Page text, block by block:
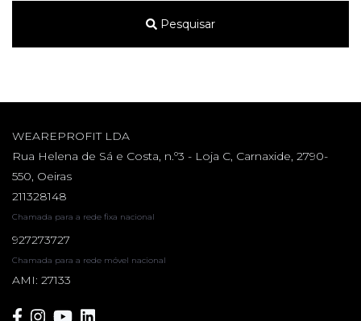
Pesquisar
WEAREPROFIT LDA
Rua Helena de Sá e Costa, n.º3 - Loja C, Carnaxide, 2790-
550, Oeiras
211328148
Chamada para a rede fixa nacional
927273727
Chamada para a rede móvel nacional
AMI: 27133